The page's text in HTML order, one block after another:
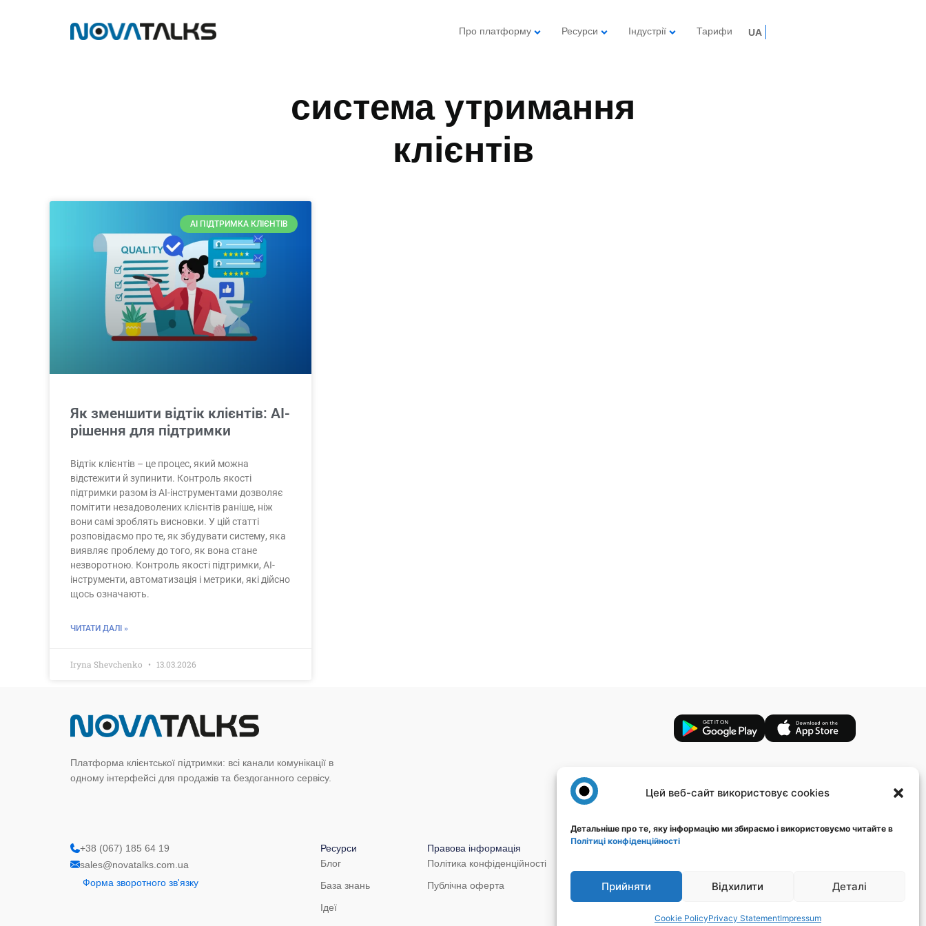
Цей веб-сайт використовує cookies
Детальніше про те, яку інформацію ми збираємо і використовуємо читайте в
Політиці конфіденційності
Прийняти Відхилити Деталі
Cookie PolicyPrivacy StatementImpressum
Про платформу Ресурси Індустрії Тарифи UA
система утримання
клієнтів
AI ПІДТРИМКА КЛІЄНТІВ
Як зменшити відтік клієнтів: AI-
рішення для підтримки
Відтік клієнтів – це процес, який можна
відстежити й зупинити. Контроль якості
підтримки разом із AI-інструментами дозволяє
помітити незадоволених клієнтів раніше, ніж
вони самі зроблять висновки. У цій статті
розповідаємо про те, як збудувати систему, яка
виявляє проблему до того, як вона стане
незворотною. Контроль якості підтримки, AI-
інструменти, автоматизація і метрики, які дійсно
щось означають.
ЧИТАТИ ДАЛІ »
Iryna Shevchenko 13.03.2026
Платформа клієнтської підтримки: всі канали комунікації в
одному інтерфейсі для продажів та бездоганного сервісу.
+38 (067) 185 64 19
sales@novatalks.com.ua
Форма зворотного зв'язку
Ресурси
Блог
База знань
Ідеї
Правова інформація
Політика конфіденційності
Публічна оферта